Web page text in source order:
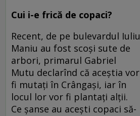
Cui i-e frică de copaci?
Recent, de pe bulevardul Iuliu
Maniu au fost scoși sute de
arbori, primarul Gabriel
Mutu declarînd că aceștia vor
fi mutați în Crângași, iar în
locul lor vor fi plantați alții.
Ce șanse au acești copaci să-